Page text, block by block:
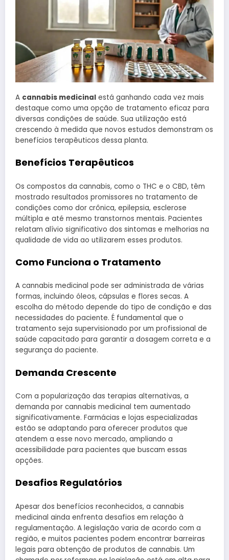
A cannabis medicinal está ganhando cada vez mais
destaque como uma opção de tratamento eficaz para
diversas condições de saúde. Sua utilização está
crescendo à medida que novos estudos demonstram os
benefícios terapêuticos dessa planta.
Benefícios Terapêuticos
Os compostos da cannabis, como o THC e o CBD, têm
mostrado resultados promissores no tratamento de
condições como dor crônica, epilepsia, esclerose
múltipla e até mesmo transtornos mentais. Pacientes
relatam alívio significativo dos sintomas e melhorias na
qualidade de vida ao utilizarem esses produtos.
Como Funciona o Tratamento
A cannabis medicinal pode ser administrada de várias
formas, incluindo óleos, cápsulas e flores secas. A
escolha do método depende do tipo de condição e das
necessidades do paciente. É fundamental que o
tratamento seja supervisionado por um profissional de
saúde capacitado para garantir a dosagem correta e a
segurança do paciente.
Demanda Crescente
Com a popularização das terapias alternativas, a
demanda por cannabis medicinal tem aumentado
significativamente. Farmácias e lojas especializadas
estão se adaptando para oferecer produtos que
atendem a esse novo mercado, ampliando a
acessibilidade para pacientes que buscam essas
opções.
Desafios Regulatórios
Apesar dos benefícios reconhecidos, a cannabis
medicinal ainda enfrenta desafios em relação à
regulamentação. A legislação varia de acordo com a
região, e muitos pacientes podem encontrar barreiras
legais para obtenção de produtos de cannabis. Um